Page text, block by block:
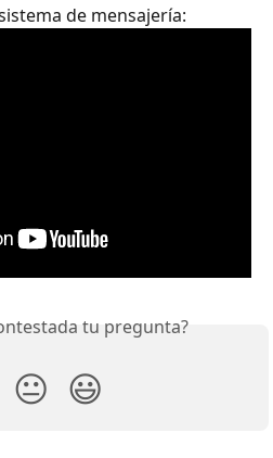
de mensajería:
tu pregunta?
😐 😃